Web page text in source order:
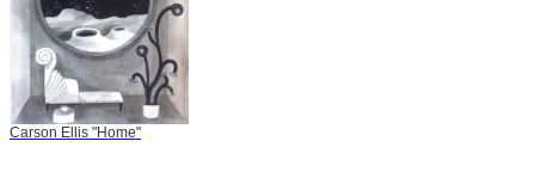
Carson Ellis "Home"